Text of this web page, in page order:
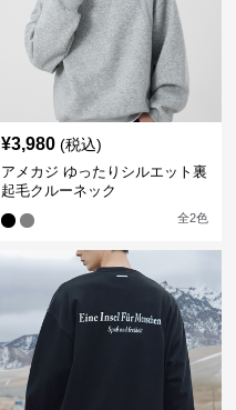
¥3,980 (税込)
アメカジ ゆったりシルエット裏
起毛クルーネック
全2色